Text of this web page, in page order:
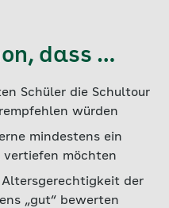
Schultour und ist
Umsetzungsphase
Lahm Schultour
dass …
Schüler die Schultour
würden
mindestens ein
vertiefen möchten
der
„gut“ bewerten